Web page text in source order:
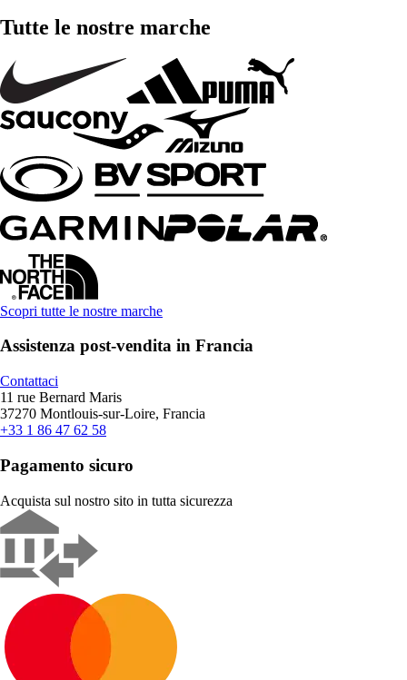
Tutte le nostre marche
Scopri tutte le nostre marche
Assistenza post-vendita in Francia
Contattaci
11 rue Bernard Maris
37270 Montlouis-sur-Loire, Francia
+33 1 86 47 62 58
Pagamento sicuro
Acquista sul nostro sito in tutta sicurezza